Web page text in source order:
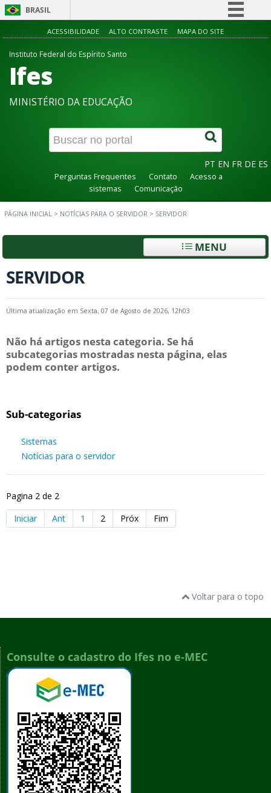
BRASIL
Simplifique!
Canais
ACESSIBILIDADE ALTO CONTRASTE MAPA DO SITE
Instituto Federal do Espírito Santo
Ifes
MINISTÉRIO DA EDUCAÇÃO
PT EN FR DE ES
Perguntas Frequentes Contato
Acesso a
sistemas
Comunicação
PÁGINA INICIAL > NOTÍCIAS PARA O SERVIDOR > SERVIDOR
MENU
SERVIDOR
Última atualização em Sexta, 07 de Agosto de 2026, 12h03
Não há artigos nesta categoria. Se há
subcategorias mostradas nesta página, elas
podem conter artigos.
Sub-categorias
Sistemas
Notícias para o servidor
Pagina 2 de 2
Iniciar
Ant 1 2 Próx Fim
Voltar para o topo
Consulte o cadastro do Ifes no e-MEC